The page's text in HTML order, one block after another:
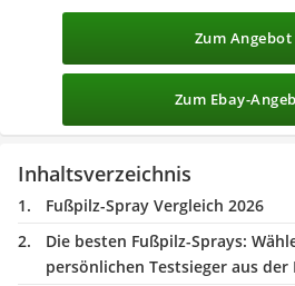
Zum Angebot
Zum Ebay-
Inhaltsverzeichnis
Fußpilz-Spray Vergleich 2026
Die besten Fußpilz-Sprays:
persönlichen Testsieger aus der